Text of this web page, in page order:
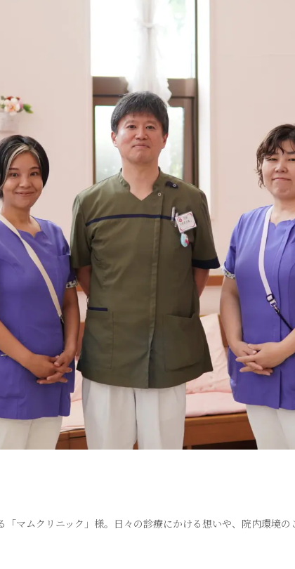
マムクリニック」様。日々の診療にかける想いや、院内環境の